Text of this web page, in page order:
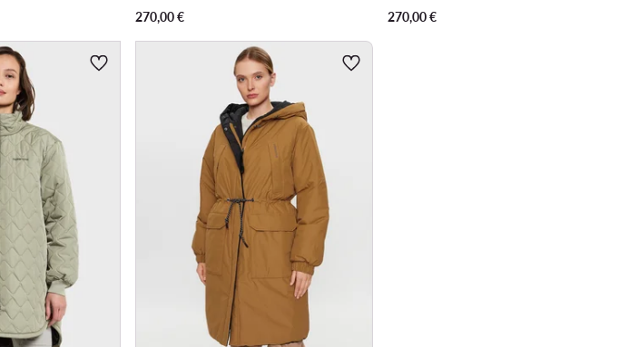
270,00€
270,00€